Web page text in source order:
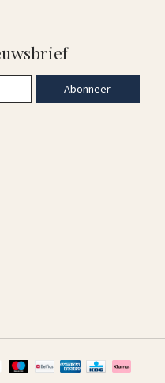
Abonneer